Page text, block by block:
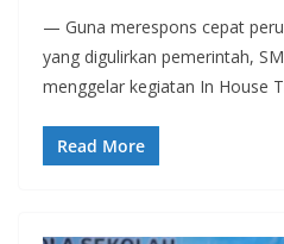
— Guna merespons cepat
yang digulirkan pemerintah,
menggelar kegiatan In House
Read More